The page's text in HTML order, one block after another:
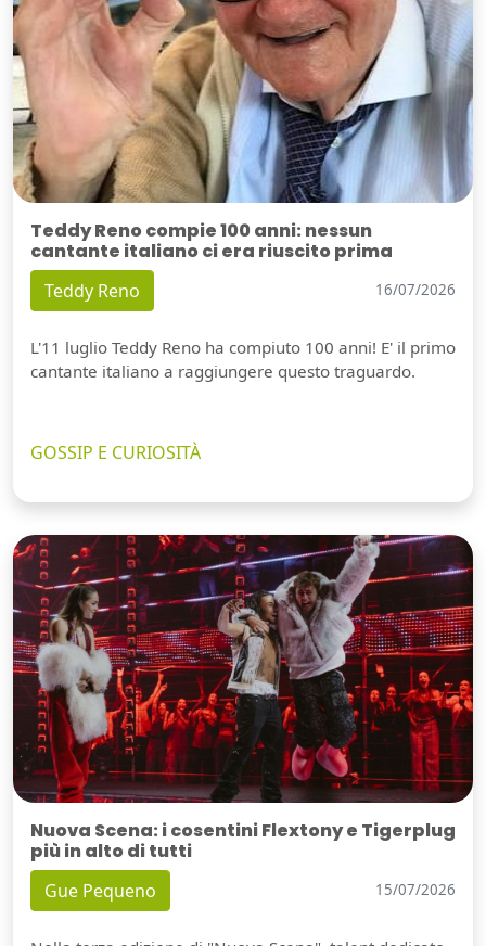
Teddy Reno compie 100 anni: nessun
cantante italiano ci era riuscito prima
Teddy Reno 16/07/2026
L'11 luglio Teddy Reno ha compiuto 100 anni! E' il primo
cantante italiano a raggiungere questo traguardo.
GOSSIP E CURIOSITÀ
Nuova Scena: i cosentini Flextony e Tigerplug
più in alto di tutti
Gue Pequeno 15/07/2026